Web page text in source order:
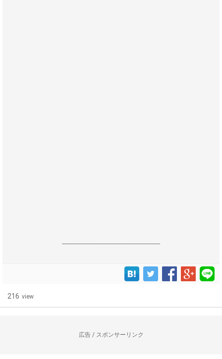
------------------------------------------------------------------
216 view
広告 / スポンサーリンク